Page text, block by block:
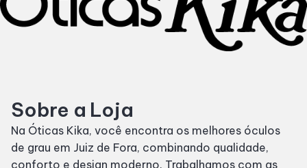
Horários
Cinema
Eventos
Sobre a Loja
Na Óticas Kika, você encontra os melhores óculos
de grau em Juiz de Fora, combinando qualidade,
conforto e design moderno. Trabalhamos com as